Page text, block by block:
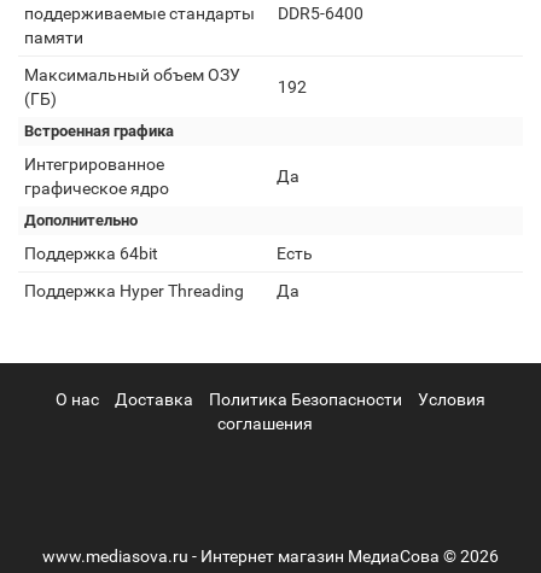
поддерживаемые стандарты
памяти
DDR5-6400
Максимальный объем ОЗУ
(ГБ)
192
Встроенная графика
Интегрированное
графическое ядро
Да
Дополнительно
Поддержка 64bit
Есть
Поддержка Hyper Threading
Да
О нас Доставка Политика Безопасности
Условия
соглашения
www.mediasova.ru - Интернет магазин МедиаСова © 2026